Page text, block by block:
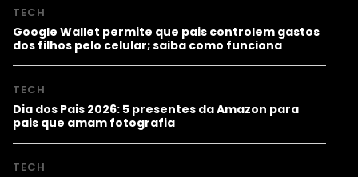
TECH
Google Wallet permite que pais controlem gastos
dos filhos pelo celular; saiba como funciona
TECH
Dia dos Pais 2026: 5 presentes da Amazon para
pais que amam fotografia
TECH